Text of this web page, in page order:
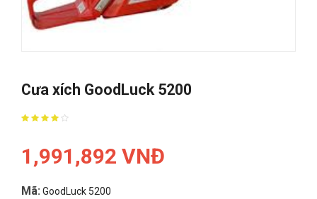
Cưa xích GoodLuck 5200
1,991,892 VNĐ
Mã: GoodLuck 5200